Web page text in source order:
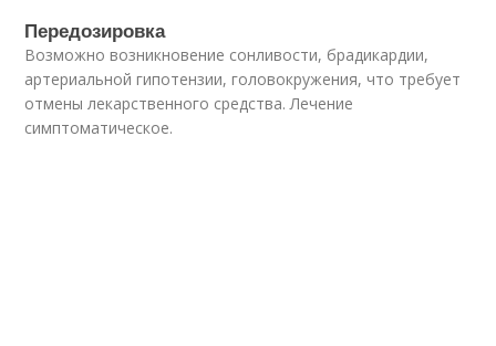
Передозировка
Возможно возникновение сонливости, брадикардии,
артериальной гипотензии, головокружения, что требует
отмены лекарственного средства. Лечение
симптоматическое.